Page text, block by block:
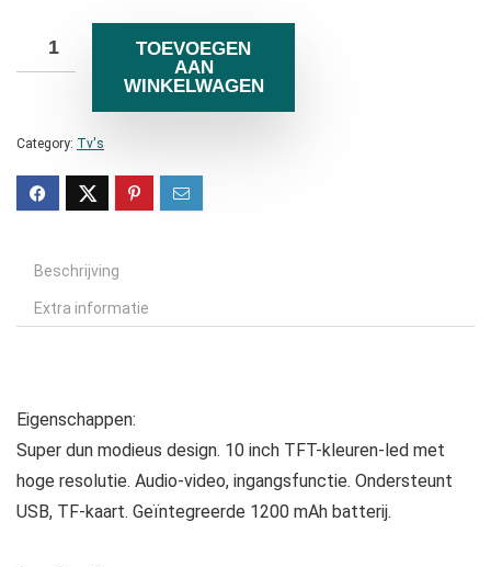
TOEVOEGEN
AAN
WINKELWAGEN
Category: Tv's
Beschrijving
Extra informatie
Eigenschappen:
Super dun modieus design. 10 inch TFT-kleuren-led met
hoge resolutie. Audio-video, ingangsfunctie. Ondersteunt
USB, TF-kaart. Geïntegreerde 1200 mAh batterij.